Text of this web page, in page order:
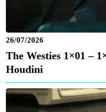
26/07/2026
The Westies 1×01 –
Houdini